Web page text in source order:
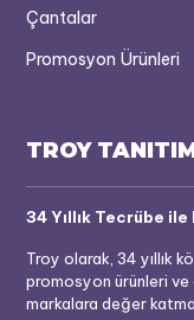
Çantalar
Promosyon Ürünleri
TROY
34 Yıllık Tecrübe
Troy olarak, 34 yıllık
promosyon ürünleri ve
markalara değer